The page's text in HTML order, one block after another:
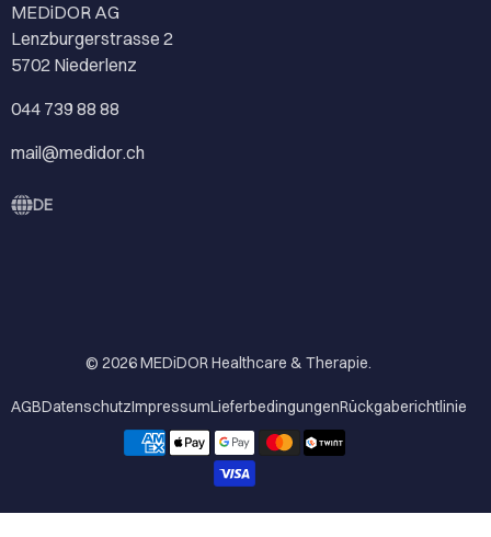
MEDiDOR AG
Lenzburgerstrasse 2
5702 Niederlenz
044 739 88 88
mail@medidor.ch
DE
© 2026MEDiDOR Healthcare & Therapie.
AGBDatenschutzImpressumLieferbedingungenRückgaberichtlinie